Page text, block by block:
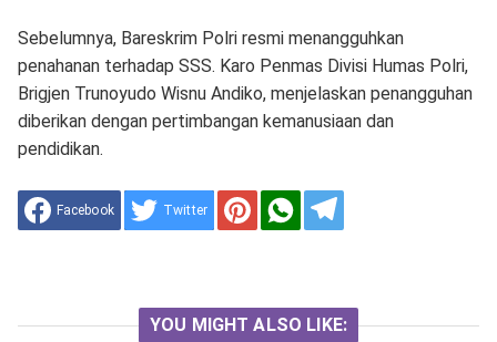
Sebelumnya, Bareskrim Polri resmi menangguhkan
penahanan terhadap SSS. Karo Penmas Divisi Humas Polri,
Brigjen Trunoyudo Wisnu Andiko, menjelaskan penangguhan
diberikan dengan pertimbangan kemanusiaan dan
pendidikan.
Facebook Twitter
YOU MIGHT ALSO LIKE: